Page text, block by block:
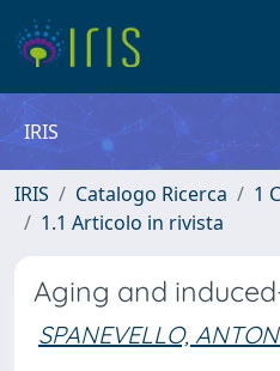
IRIS
IRIS Catalogo Ricerca
1
1.1 Articolo in rivista
Aging and
SPANEVELLO,